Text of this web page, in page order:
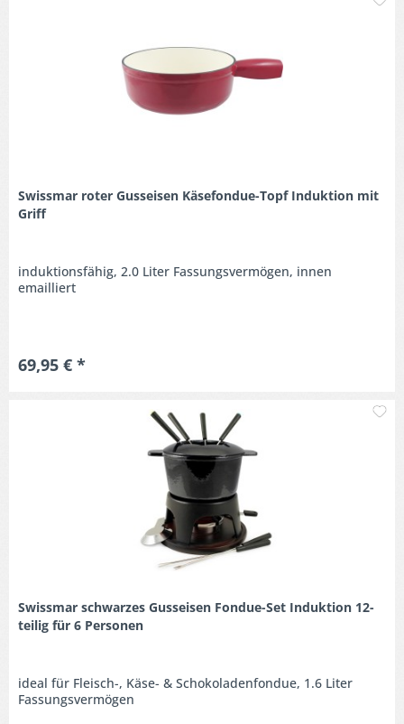
Swissmar roter Gusseisen Käsefondue-Topf Induktion mit
Griff
induktionsfähig, 2.0 Liter Fassungsvermögen, innen
emailliert
69,95 € *
Swissmar schwarzes Gusseisen Fondue-Set Induktion 12-
teilig für 6 Personen
ideal für Fleisch-, Käse- & Schokoladenfondue, 1.6 Liter
Fassungsvermögen